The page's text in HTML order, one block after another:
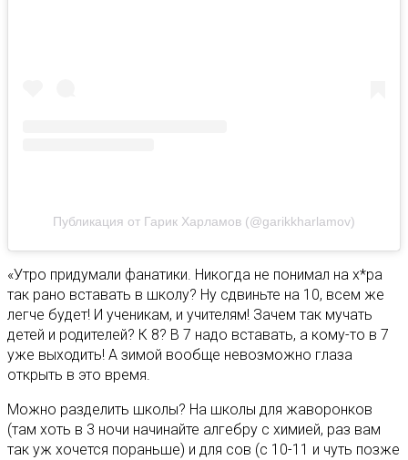
Публикация от Гарик Харламов (@garikkharlamov)
«Утро придумали фанатики. Никогда не понимал на х*ра
так рано вставать в школу? Ну сдвиньте на 10, всем же
легче будет! И ученикам, и учителям! Зачем так мучать
детей и родителей? К 8? В 7 надо вставать, а кому-то в 7
уже выходить! А зимой вообще невозможно глаза
открыть в это время.
Можно разделить школы? На школы для жаворонков
(там хоть в 3 ночи начинайте алгебру с химией, раз вам
так уж хочется пораньше) и для сов (с 10-11 и чуть позже